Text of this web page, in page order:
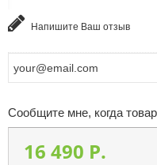
Напишите Ваш отзыв
Сообщите мне, когда
16 490 P.